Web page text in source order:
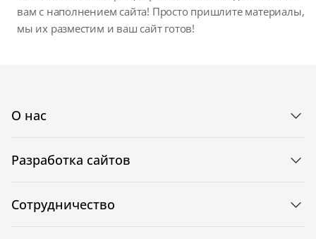
вам с наполнением сайта! Просто пришлите материалы,
мы их разместим и ваш сайт готов!
О нас
Разработка сайтов
Сотрудничество